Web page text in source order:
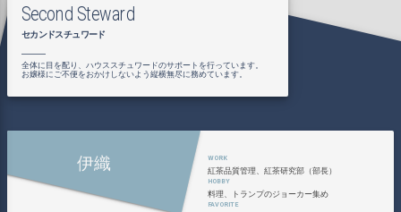
Second Steward
セカンドスチュワード
全体に目を配り、ハウススチュワードのサポートを行っています。
お嬢様にご不便をおかけしないよう縦横無尽に務めています。
伊織 紅茶品質管理、紅茶研究部（部長）
料理、トランプのジョーカー集め